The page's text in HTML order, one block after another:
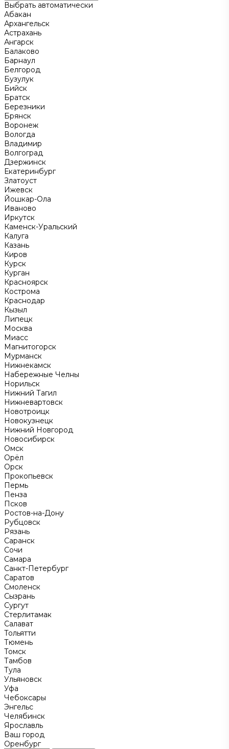
Выбрать автоматически
Абакан
Архангельск
Астрахань
Ангарск
Балаково
Барнаул
Белгород
Бузулук
Бийск
Братск
Березники
Брянск
Воронеж
Вологда
Владимир
Волгоград
Дзержинск
Екатеринбург
Златоуст
Ижевск
Йошкар-Ола
Иваново
Иркутск
Каменск-Уральский
Калуга
Казань
Киров
Курск
Курган
Красноярск
Кострома
Краснодар
Кызыл
Липецк
Москва
Миасс
Магнитогорск
Мурманск
Нижнекамск
Набережные Челны
Норильск
Нижний Тагил
Нижневартовск
Новотроицк
Новокузнецк
Нижний Новгород
Новосибирск
Омск
Орёл
Орск
Прокопьевск
Пермь
Пенза
Псков
Ростов-на-Дону
Рубцовск
Рязань
Саранск
Сочи
Самара
Санкт-Петербург
Саратов
Смоленск
Сызрань
Сургут
Стерлитамак
Салават
Тольятти
Тюмень
Томск
Тамбов
Тула
Ульяновск
Уфа
Чебоксары
Энгельс
Челябинск
Ярославль
Ваш город
Оренбург